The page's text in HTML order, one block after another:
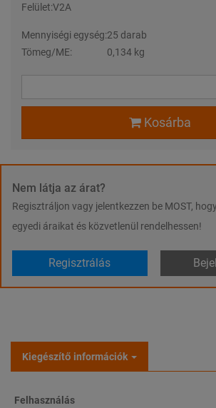
Felület:V2A
Mennyiségi egység:25 darab
Tömeg/ME:
0,134 kg
Kosárba
Nem látja az árat?
Regisztráljon vagy jelentkezzen be MOST,
egyedi áraikat és közvetlenül rendelhessen!
Regisztrálás
Kiegészítő információk
Felhasználás